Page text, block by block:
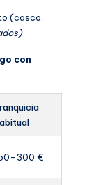
(casco,
con
€